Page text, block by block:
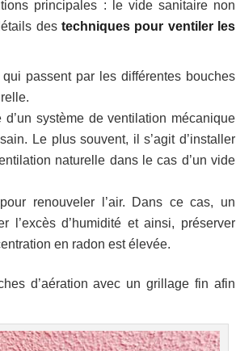
principales : le vide sanitaire non
destechniques pour ventiler les
passent par les différentes bouches
système de ventilation mécanique
Le plus souvent, il s’agit d’installer
naturelle dans le cas d’un vide
renouveler l’air. Dans ce cas, un
l’excès d’humidité et ainsi, préserver
en radon est élevée.
d’aération avec un grillage fin afin